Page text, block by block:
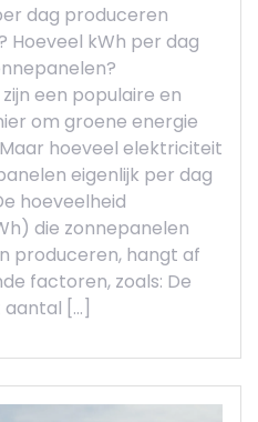
dag produceren
Hoeveel kWh per dag
een populaire en
om groene energie
hoeveel elektriciteit
eigenlijk per dag
hoeveelheid
die zonnepanelen
produceren, hangt af
factoren, zoals: De
[…]